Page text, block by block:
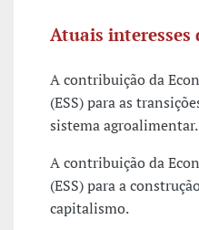
Atuais interesses
A contribuição da
(ESS) para as
sistema agroalimentar.
A contribuição da
(ESS) para a
capitalismo.